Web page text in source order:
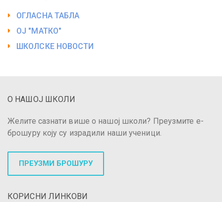
ОГЛАСНА ТАБЛА
ОЈ "МАТКО"
ШКОЛСКЕ НОВОСТИ
О НАШОЈ ШКОЛИ
Желите сазнати више о нашој школи? Преузмите е-
брошуру коју су израдили наши ученици.
ПРЕУЗМИ БРОШУРУ
КОРИСНИ ЛИНКОВИ